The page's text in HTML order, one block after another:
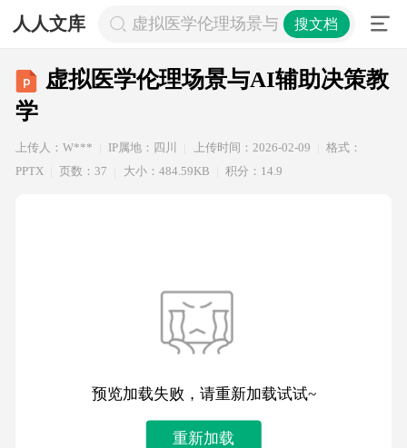
人人文库 虚拟医学伦理场景与AI辅助决策教学
搜文档
虚拟医学伦理场景与AI辅助决策教
学
上传人：W*** IP属地：四川 上传时间：2026-02-09
格式：
PPTX
页数：37 大小：484.59KB 积分：14.9
预览加载失败，请重新加载试试~
重新加载